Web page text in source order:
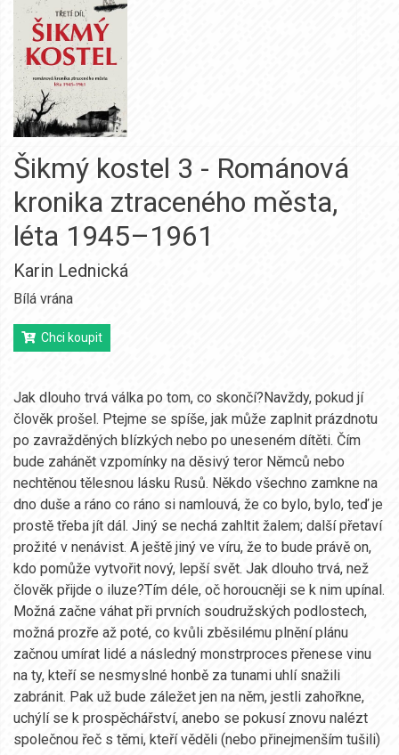
Šikmý kostel 3 - Románová
kronika ztraceného města,
léta 1945–1961
Karin Lednická
Bílá vrána
Chci koupit
Jak dlouho trvá válka po tom, co skončí?Navždy, pokud jí
člověk prošel. Ptejme se spíše, jak může zaplnit prázdnotu
po zavražděných blízkých nebo po uneseném dítěti. Čím
bude zahánět vzpomínky na děsivý teror Němců nebo
nechtěnou tělesnou lásku Rusů. Někdo všechno zamkne na
dno duše a ráno co ráno si namlouvá, že co bylo, bylo, teď je
prostě třeba jít dál. Jiný se nechá zahltit žalem; další přetaví
prožité v nenávist. A ještě jiný ve víru, že to bude právě on,
kdo pomůže vytvořit nový, lepší svět. Jak dlouho trvá, než
člověk přijde o iluze?Tím déle, oč horoucněji se k nim upínal.
Možná začne váhat při prvních soudružských podlostech,
možná prozře až poté, co kvůli zběsilému plnění plánu
začnou umírat lidé a následný monstrproces přenese vinu
na ty, kteří se nesmyslné honbě za tunami uhlí snažili
zabránit. Pak už bude záležet jen na něm, jestli zahořkne,
uchýlí se k prospěchářství, anebo se pokusí znovu nalézt
společnou řeč s těmi, kteří věděli (nebo přinejmenším tušili)